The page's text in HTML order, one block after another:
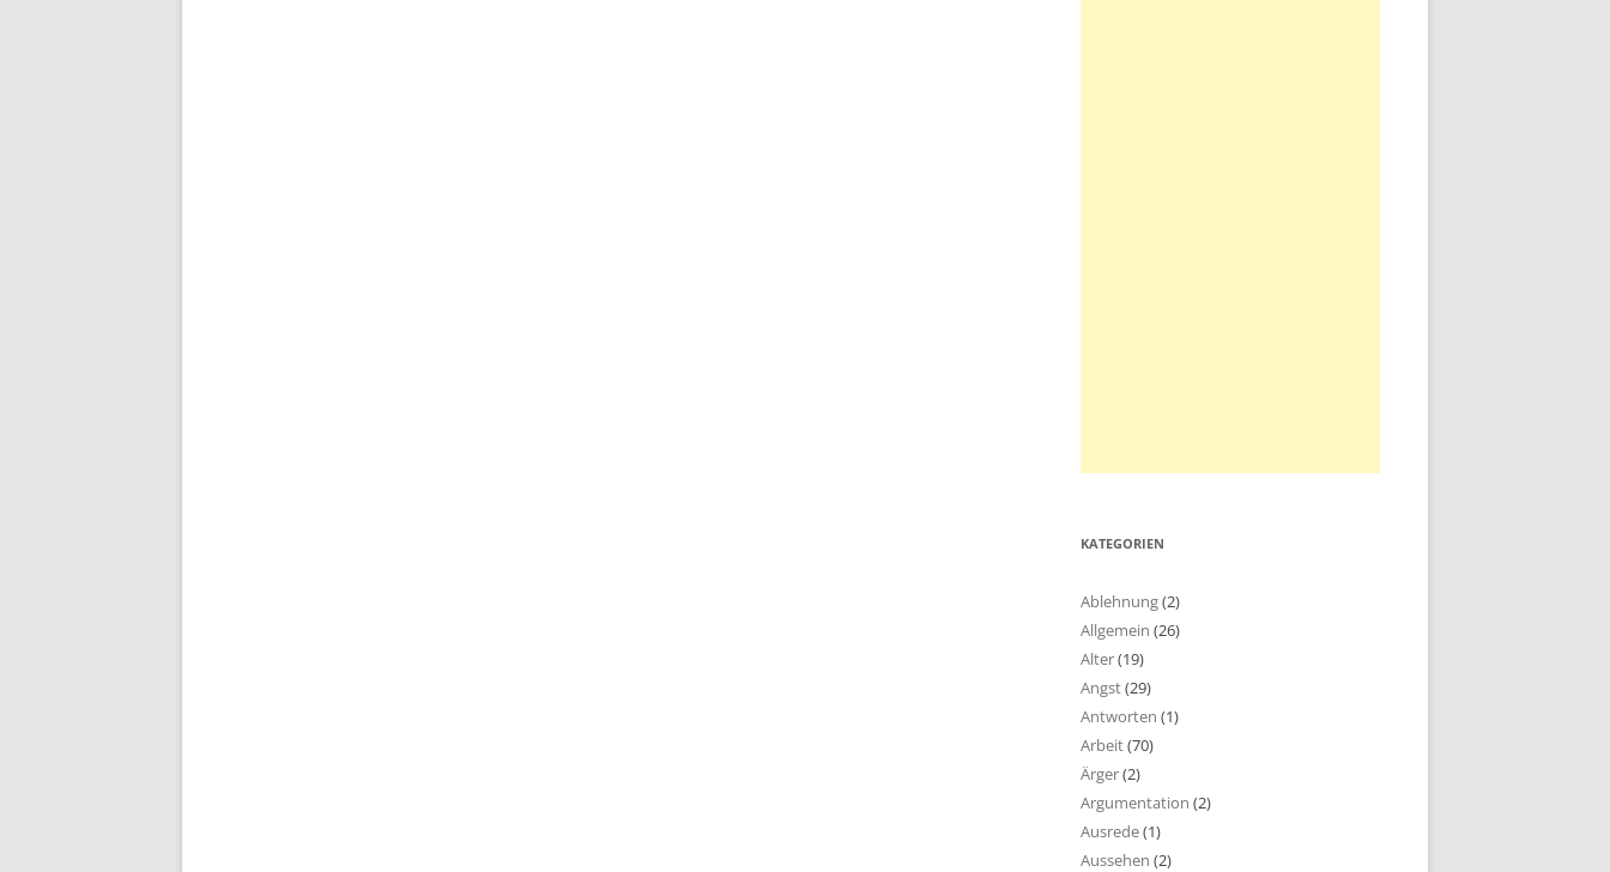
KATEGORIEN
Ablehnung(2)
Allgemein (26)
Alter(19)
Angst(29)
Antworten (1)
Arbeit(70)
Ärger(2)
Argumentation (2)
Ausrede(1)
Aussehen (2)